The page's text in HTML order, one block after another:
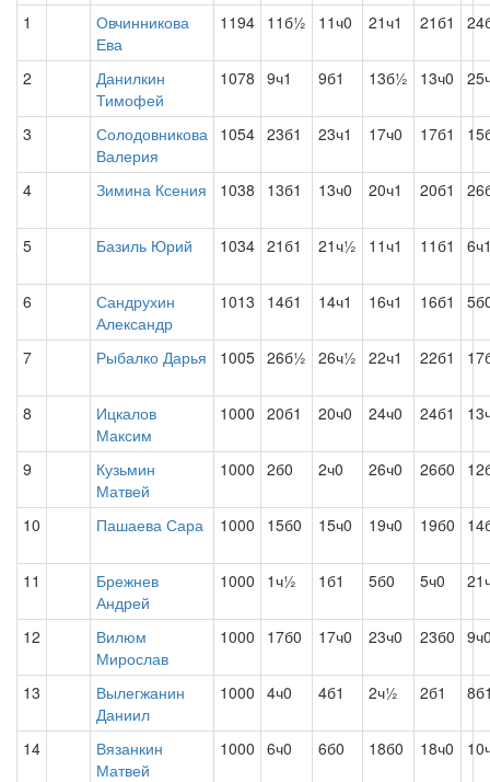
1
Овчинникова
Ева
1194 11б½ 11ч0 21ч1 21б1
2
Данилкин
Тимофей
1078 9ч1 9б1 13б½ 13ч0
3
Солодовникова
Валерия
1054 23б1 23ч1 17ч0 17б1
4 Зимина Ксения 1038 13б1 13ч0 20ч1 20б1
5 Базиль Юрий 1034 21б1 21ч½ 11ч1 11б1
6
Сандрухин
Александр
1013 14б1 14ч1 16ч1 16б1
7 Рыбалко Дарья 1005 26б½ 26ч½ 22ч1 22б1
8
Ицкалов
Максим
1000 20б1 20ч0 24ч0 24б1
9
Кузьмин
Матвей
1000 2б0 2ч0 26ч0 26б0
10 Пашаева Сара 1000 15б0 15ч0 19ч0 19б0
11
Брежнев
Андрей
1000 1ч½ 1б1 5б0 5ч0
12
Вилюм
Мирослав
1000 17б0 17ч0 23ч0 23б0
13
Вылегжанин
Даниил
1000 4ч0 4б1 2ч½ 2б1
14
Вязанкин
Матвей
1000 6ч0 6б0 18б0 18ч0